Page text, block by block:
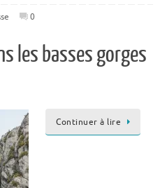
0
les basses gorges
Continuer à lire